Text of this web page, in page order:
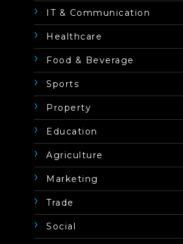
IT & Communication
Healthcare
Food & Beverage
Sports
Property
Education
Agriculture
Marketing
Trade
Social